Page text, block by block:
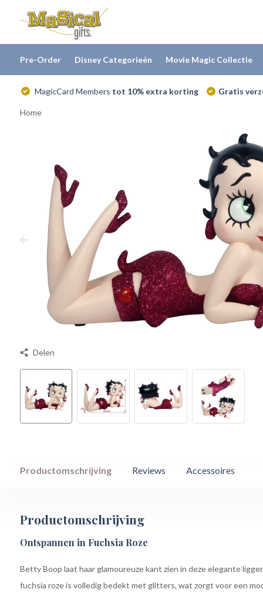
Pre-Order Disney Categorieën Movie Magic Collectie
MagicCard Members tot 10% extra korting Gratis
Home
Delen
Productomschrijving Reviews Accessoires
Productomschrijving
Ontspannen in Fuchsia Roze
Betty Boop laat haar glamoureuze kant zien in deze elegante
fuchsia roze is volledig bedekt met glitters, wat zorgt voor een